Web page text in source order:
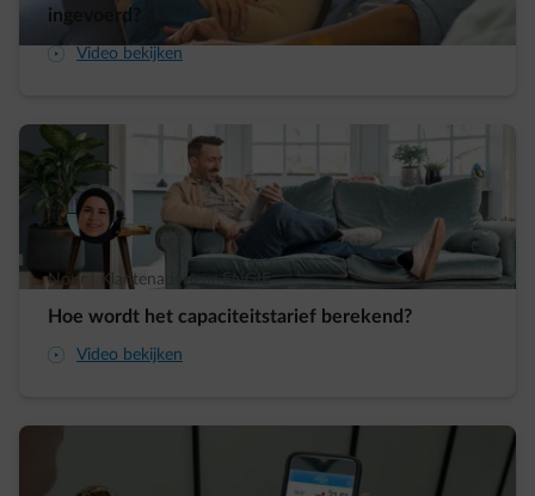
ingevoerd?
arrow-play-fwd Video bekijken
Nour | Klantenadviseur ENGIE
Hoe wordt het capaciteitstarief berekend?
arrow-play-fwd Video bekijken